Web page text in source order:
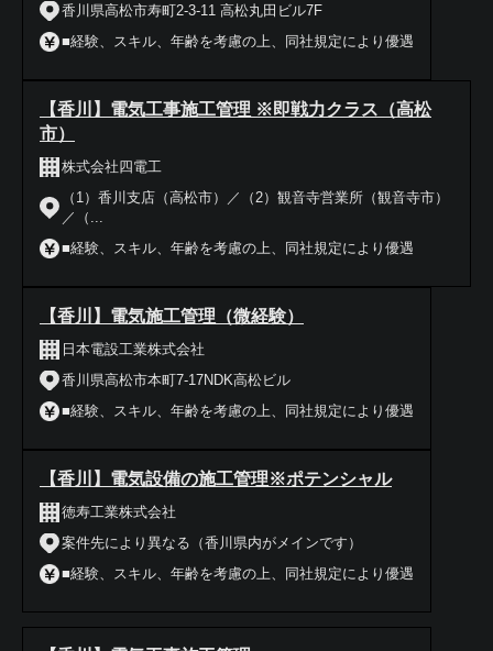
香川県高松市寿町2-3-11 高松丸田ビル7F
■経験、スキル、年齢を考慮の上、同社規定により優遇
【香川】電気工事施工管理 ※即戦力クラス（高松
市）
株式会社四電工
（1）香川支店（高松市）／（2）観音寺営業所（観音寺市）
／（...
■経験、スキル、年齢を考慮の上、同社規定により優遇
【香川】電気施工管理（微経験）
日本電設工業株式会社
香川県高松市本町7-17NDK高松ビル
■経験、スキル、年齢を考慮の上、同社規定により優遇
【香川】電気設備の施工管理※ポテンシャル
徳寿工業株式会社
案件先により異なる（香川県内がメインです）
■経験、スキル、年齢を考慮の上、同社規定により優遇